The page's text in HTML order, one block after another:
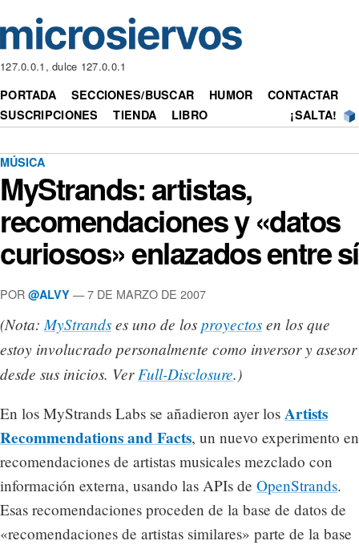
127.0.0.1, dulce 127.0.0.1
PORTADA SECCIONES/BUSCAR HUMOR
CONTACTAR
SUSCRIPCIONES
TIENDA LIBRO ¡SALTA!
MÚSICA
MyStrands: artistas,
recomendaciones y «datos
curiosos» enlazados entre sí
POR @ALVY — 7 DE MARZO DE 2007
(Nota:MyStrandses uno de losproyectosen los que
estoy involucrado personalmente como inversor y asesor
desde sus inicios. VerFull-Disclosure.)
En los MyStrands Labs se añadieron ayer los Artists
Recommendations and Facts, un nuevo experimento en
recomendaciones de artistas musicales mezclado con
información externa, usando las APIs de OpenStrands.
Esas recomendaciones proceden de la base de datos de
«recomendaciones de artistas similares» parte de la base